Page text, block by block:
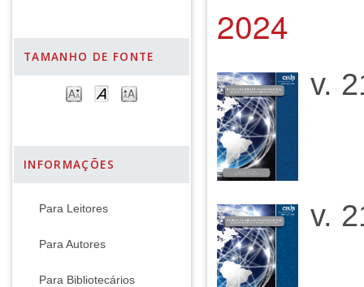
TAMANHO DE FONTE
INFORMAÇÕES
Para Leitores
Para Autores
Para Bibliotecários
2024
v.
v.